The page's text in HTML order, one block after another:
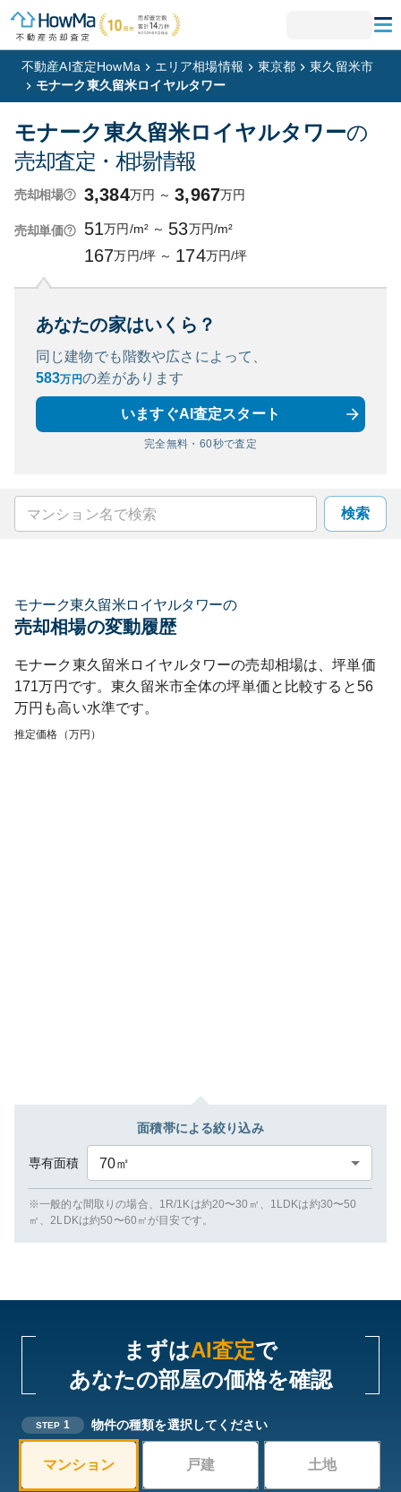
不動産AI査定HowMa エリア相場情報 東京都
東久留米市
モナーク東久留米ロイヤルタワー
モナーク東久留米ロイヤルタワーの
売却査定・相場情報
売却相場 3,384万円 ～ 3,967万円
売却単価 51万円/m² ～ 53万円/m²
167万円/坪 ～ 174万円/坪
あなたの家はいくら？
同じ建物でも階数や広さによって、
583万円の差があります
いますぐAI査定スタート
完全無料・60秒で査定
検索
モナーク東久留米ロイヤルタワーの
売却相場の変動履歴
モナーク東久留米ロイヤルタワーの売却相場は、坪単価
171万円です。東久留米市全体の坪単価と比較すると56
万円も高い水準です。
推定価格（万円）
面積帯による絞り込み
専有面積 70㎡
※一般的な間取りの場合、1R/1Kは約20〜30㎡、1LDKは約30〜50
㎡、2LDKは約50〜60㎡が目安です。
まずはAI査定で
あなたの部屋の価格を確認
STEP 1 物件の種類を選択してください
マンション 戸建 土地